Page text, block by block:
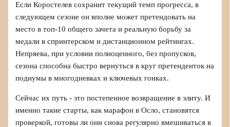
Если Коростелев сохранит текущий темп прогресса, в
следующем сезоне он вполне может претендовать на
место в топ-10 общего зачета и реальную борьбу за
медали в спринтерском и дистанционном рейтингах.
Непряева, при условии полноценного, без пропусков,
сезона способна быстро вернуться в круг претенденток на
подиумы в многодневках и ключевых гонках.
Сейчас их путь - это постепенное возвращение в элиту. И
именно такие старты, как марафон в Осло, становятся
проверкой, готовы ли они снова регулярно вмешиваться в